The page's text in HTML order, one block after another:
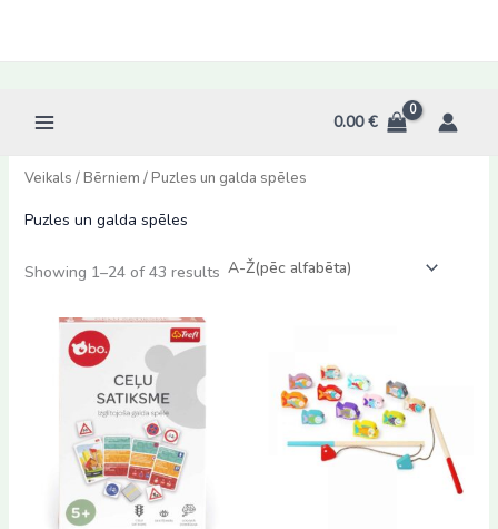
0.00€
Veikals /Bērniem / Puzles un galda spēles
Puzles un galda spēles
Showing 1–24 of 43 results